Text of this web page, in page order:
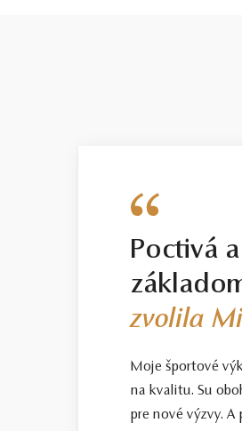
Poctivá
zvolila
Moje športové
na kvalitu. Su
pre nové výzvy.